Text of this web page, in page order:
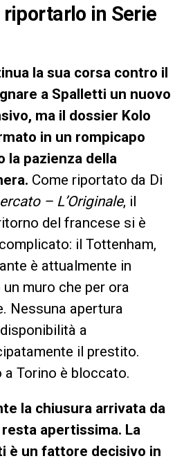
in Serie
la sua corsa contro il
a Spalletti un nuovo
ma il dossier Kolo
in un rompicapo
la pazienza della
Come riportato da Di
– L’Originale, il
del francese si è
il Tottenham,
è attualmente in
muro che per ora
Nessuna apertura
a
il prestito.
Torino è bloccato.
la chiusura arrivata da
apertissima. La
è un fattore decisivo in